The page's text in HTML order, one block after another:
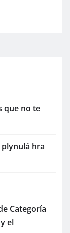
que no te
plynulá hra
Categoría
el